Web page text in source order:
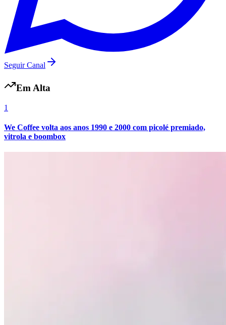
Seguir Canal
Em Alta
1
We Coffee volta aos anos 1990 e 2000 com picolé premiado,
vitrola e boombox